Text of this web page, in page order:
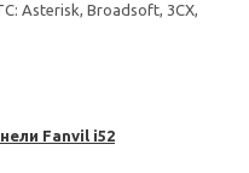
Asterisk, Broadsoft, 3CX,
Fanvil i52